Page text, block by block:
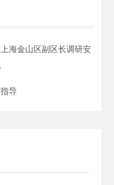
海金山区副区长调研安
导